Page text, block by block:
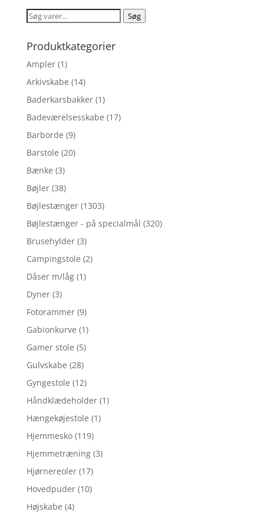
Søg
Søg
Produktkategorier
Ampler (1)
Arkivskabe (14)
Baderkarsbakker (1)
Badeværelsesskabe (17)
Barborde (9)
Barstole (20)
Bænke (3)
Bøjler (38)
Bøjlestænger (1303)
Bøjlestænger - på specialmål (320)
Brusehylder (3)
Campingstole (2)
Dåser m/låg (1)
Dyner (3)
Fotorammer (9)
Gabionkurve (1)
Gamer stole (5)
Gulvskabe (28)
Gyngestole (12)
Håndklædeholder (1)
Hængekøjestole (1)
Hjemmesko (119)
Hjemmetræning (3)
Hjørnereoler (17)
Hovedpuder (10)
Højskabe (4)